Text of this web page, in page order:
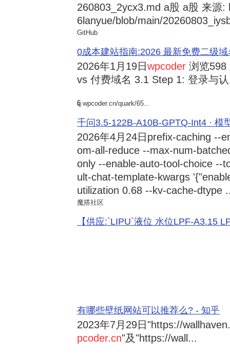
260803_2ycx3.md a股 a股 来源
6lanyue/blob/main/
GitHub
0成本建站指南:2026 最新免费二级
2026年1月19日wpcoder 浏览598
vs 付费域名 3.1 Step 1: 登录与
6
q.wpcoder.cn/quark/65...
千问3.5-122B-A10B-GPTQ-Int4 · 模
2026年4月24日 prefix-caching --
om-all-reduce --max-num-
only --enable-auto-tool-choice --
ult-chat-template-kwargs
utilization 0.68 --kv-cache-dtype
魔搭社区
【供应:`LIPU`液位 水位LPF-A3.15
有哪些壁纸网站可以推荐么? - 知乎
2023年7月29日 "https://
pcoder.cn"及"https://wall...